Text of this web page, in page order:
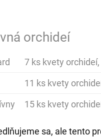
orchideí
7 ks kvety
11 ks kvety
15 ks kvety
sa, ale tento